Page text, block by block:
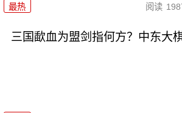
最热 阅读
三国歃血为盟剑指何方？中东大